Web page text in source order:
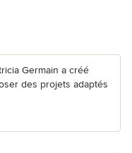
Sternen
Germain a créé
des projets adaptés